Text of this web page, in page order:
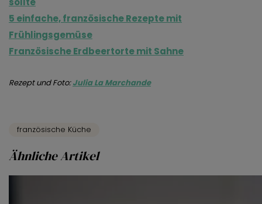
5 einfache, französische Rezepte mit
Frühlingsgemüse
Französische Erdbeertorte mit Sahne
Rezept und Foto:Julia La Marchande
französische Küche
Ähnliche Artikel